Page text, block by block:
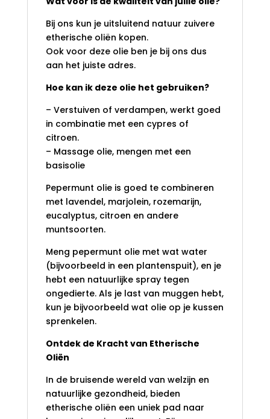
Bij ons kun je uitsluitend natuur zuivere
etherische oliën kopen.
Ook voor deze olie ben je bij ons dus
aan het juiste adres.
Hoe kan ik deze olie het gebruiken?
– Verstuiven of verdampen, werkt goed
in combinatie met een cypres of
citroen.
– Massage olie, mengen met een
basisolie
Pepermunt olie is goed te combineren
met lavendel, marjolein, rozemarijn,
eucalyptus, citroen en andere
muntsoorten.
Meng pepermunt olie met wat water
(bijvoorbeeld in een plantenspuit), en je
hebt een natuurlijke spray tegen
ongedierte. Als je last van muggen hebt,
kun je bijvoorbeeld wat olie op je kussen
sprenkelen.
Ontdek de Kracht van Etherische
Oliën
In de bruisende wereld van welzijn en
natuurlijke gezondheid, bieden
etherische oliën een uniek pad naar